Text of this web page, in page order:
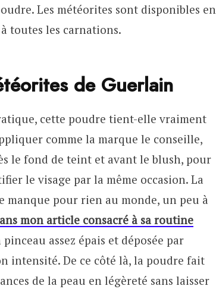
Les météorites sont disponibles en
toutes les carnations.
de Guerlain
cette poudre tient-elle vraiment
comme la marque le conseille,
le fond de teint et avant le blush, pour
le visage par la même occasion. La
manque pour rien au monde, un peu à
mon article consacré à sa routine
assez épais et déposée par
intensité. De ce côté là, la poudre fait
de la peau en légèreté sans laisser